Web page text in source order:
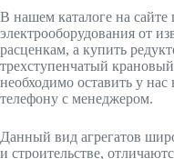
В нашем каталоге на
электрооборудования от
расценкам, а купить
трехступенчатый
необходимо оставить у нас
телефону с менеджером.
Данный вид агрегатов
и строительстве,